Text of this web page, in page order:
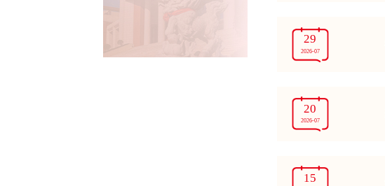
29
2026-07
20
2026-07
15